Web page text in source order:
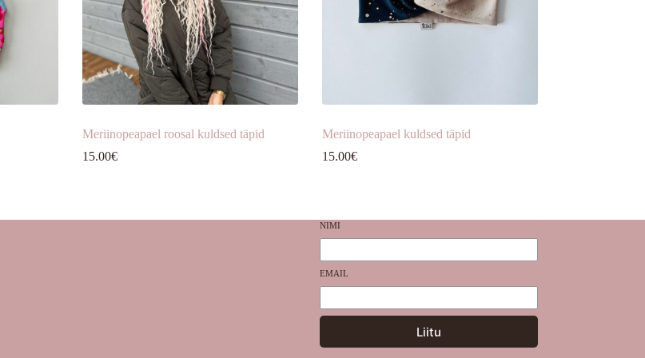
Meriinopeapael roosal kuldsed täpid
15.00€
Meriinopeapael kuldsed täpid
15.00€
NIMI
EMAIL
Liitu